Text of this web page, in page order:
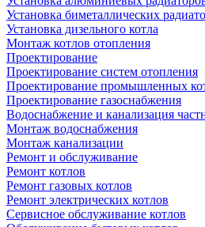
Установка биметаллических
Установка дизельного котла
Монтаж котлов отопления
Проектирование
Проектирование систем отопления
Проектирование промышленных
Проектирование газоснабжения
Водоснабжение и канализация
Монтаж водоснабжения
Монтаж канализации
Ремонт и обслуживание
Ремонт котлов
Ремонт газовых котлов
Ремонт электрических котлов
Сервисное обслуживание котлов